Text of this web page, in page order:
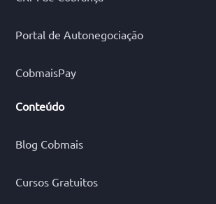
Portal de Autonegociação
CobmaisPay
Conteúdo
Blog Cobmais
Cursos Gratuitos